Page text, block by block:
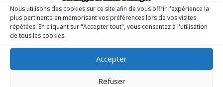
Nous utilisons des cookies sur ce site afin de vous offrir l'expérience la
plus pertinente en mémorisant vos préférences lors de vos visites
répétées. En cliquant sur "Accepter tout", vous consentez à l'utilisation
de tous les cookies.
Accepter
Refuser
Avec à sa tête un rédacteur en chef spécialisé et
expérimenté, Matthieu Pinon, Otaku Manga présente
une sélection de
aux adolescents.
Ce magazine bimestriel propose aussi unespace
(dessins, calligraphie, recettes de cuisine…)